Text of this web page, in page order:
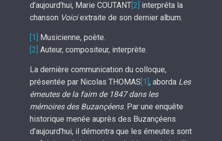
d’aujourd’hui, Marie COUTANT [2] interpréta la
chanson Voiciextraite de son dernier album.
[1]
Musicienne, poète.
[2] Auteur, compositeur, interprète.
La dernière communication du colloque,
présentée par Nicolas THOMAS [1] , aborda Les
émeutes de la faim de 1847 dans les
mémoires des Buzançéens. Par une enquête
historique menée auprès des Buzançéens
d’aujourd’hui, il démontra que les émeutes sont